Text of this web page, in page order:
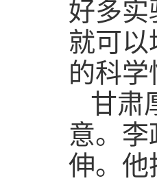
好多实
就可以
的科
甘肃
意。李
伸。他